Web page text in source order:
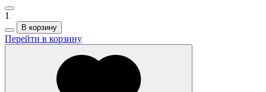
1
В корзину
Перейти в корзину